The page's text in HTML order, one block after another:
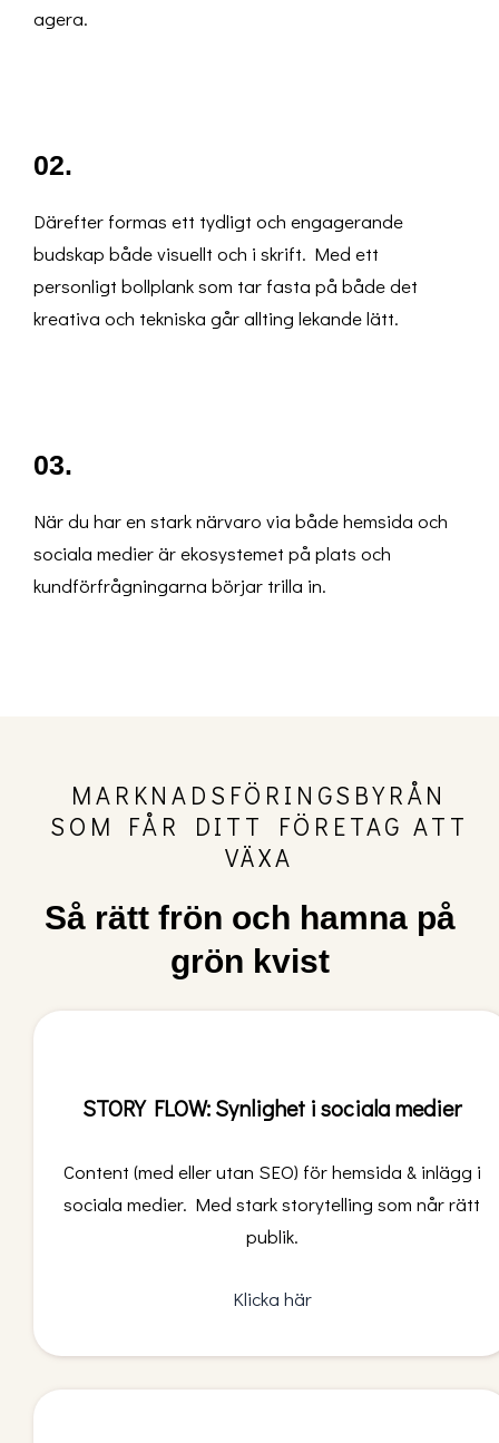
agera.
02.
Därefter formas ett tydligt och engagerande
budskap både visuellt och i skrift. Med ett
personligt bollplank som tar fasta på både det
kreativa och tekniska går allting lekande lätt.
03.
När du har en stark närvaro via både hemsida och
sociala medier är ekosystemet på plats och
kundförfrågningarna börjar trilla in.
MARKNADSFÖRINGSBYRÅN
SOM FÅR DITT FÖRETAG ATT
VÄXA
Så rätt frön och hamna på
grön kvist
STORY FLOW: Synlighet i sociala medier
Content (med eller utan SEO) för hemsida & inlägg i
sociala medier. Med stark storytelling som nårrätt
publik.
Klicka här